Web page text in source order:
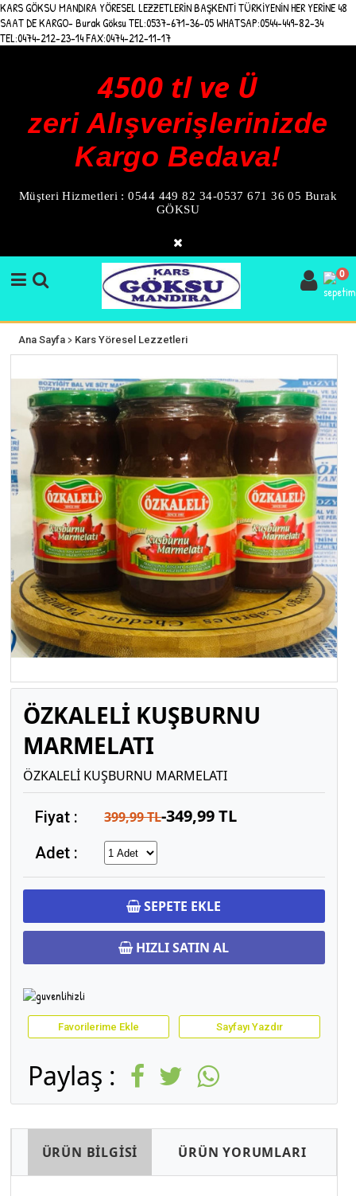
KARS GÖKSU MANDIRA YÖRESEL LEZZETLERİN BAŞKENTİ TÜRKİYENİN HER YERİNE 48
SAAT DE KARGO- Burak Göksu TEL:0537-671-36-05 WHATSAP:0544-449-82-34
TEL:0474-212-23-14 FAX:0474-212-11-17
4500 tl ve Ü
zeri Alışverişlerinizde
Kargo Bedava!
Müşteri Hizmetleri : 0544 449 82 34-0537 671 36 05 Burak
GÖKSU
0
Ana Sayfa> Kars Yöresel Lezzetleri
ÖZKALELİ KUŞBURNU
MARMELATI
ÖZKALELİ KUŞBURNU MARMELATI
Fiyat : 399,99 TL-349,99 TL
Adet :
SEPETE EKLE
HIZLI SATIN AL
Favorilerime Ekle Sayfayı Yazdır
Paylaş :
ÜRÜN BİLGİSİ ÜRÜN YORUMLARI